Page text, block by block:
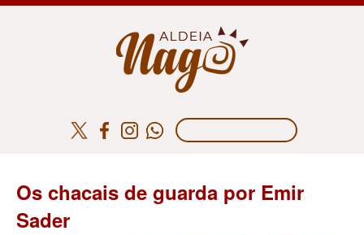
Os chacais de guarda por Emir
Sader